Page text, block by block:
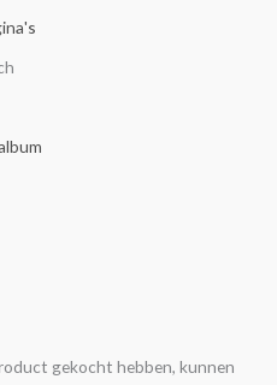
gekocht hebben, kunnen